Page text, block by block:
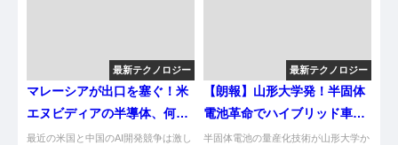
最新テクノロジー
マレーシアが出口を塞ぐ！米
エヌビディアの半導体、何処
へ行ったんやｗｗｗ
最近の米国と中国のAI開発競争は激し
最新テクノロジー
【朗報】山形大学発！半固体
電池革命でハイブリッド車が
大変身やんけ！
半固体電池の量産化技術が山形大学か